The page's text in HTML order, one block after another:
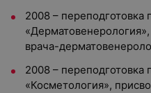
2008 – переподготовка
врача-
2008 – переподготовка
«Косметология»,